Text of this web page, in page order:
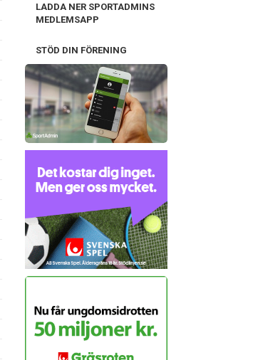
LADDA NER SPORTADMINS
MEDLEMSAPP
STÖD DIN FÖRENING